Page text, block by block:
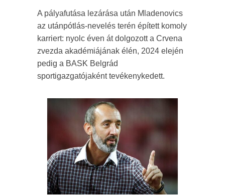
A pályafutása lezárása után Mladenovics
az utánpótlás-nevelés terén épített komoly
karriert: nyolc éven át dolgozott a Crvena
zvezda akadémiájának élén, 2024 elején
pedig a BASK Belgrád
sportigazgatójaként tevékenykedett.